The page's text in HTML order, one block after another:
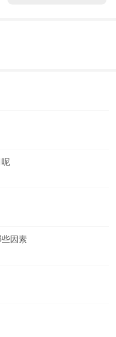
因素